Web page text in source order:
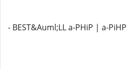
- BEST&Auml;LL a-PHiP | a-PiHP